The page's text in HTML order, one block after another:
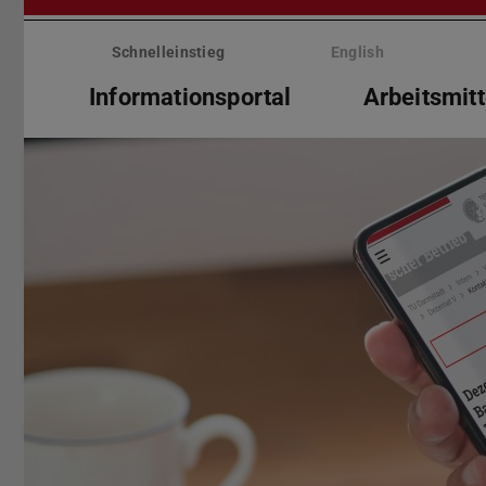
Menü
überspringenSchnelleinstieg English
Informationsportal